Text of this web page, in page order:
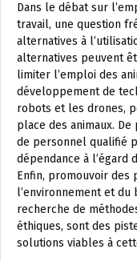
Dans le débat sur
travail, une question
alternatives à
alternatives peuvent
limiter l’emploi des
développement de
robots et les drones,
place des animaux.
de personnel qualifié
dépendance à l’égard
Enfin, promouvoir des
l’environnement et
recherche de
éthiques, sont des
solutions viables à